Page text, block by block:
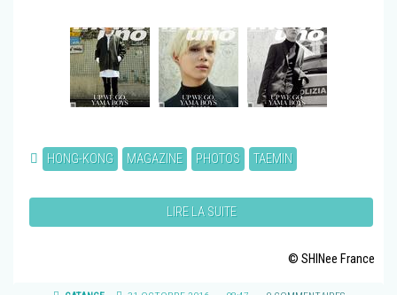
HONG-KONG MAGAZINE PHOTOS TAEMIN
LIRE LA SUITE
© SHINee France